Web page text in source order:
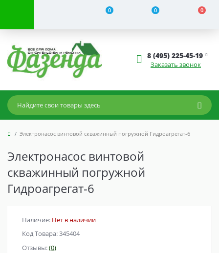
0 0 0
8 (495) 225-45-19
Заказать звонок
Электронасос винтовой скважинный погружной Гидроагрегат-6
Электронасос винтовой
скважинный погружной
Гидроагрегат-6
Наличие: Нет в наличии
Код Товара: 345404
Отзывы:(0)